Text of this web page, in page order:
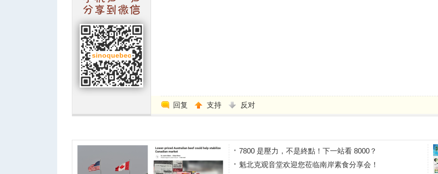
回复 支持 反对
7800 是壓力，不是終點！下一站看 8000？
魁北克观音堂欢迎您莅临南岸素食分享会！